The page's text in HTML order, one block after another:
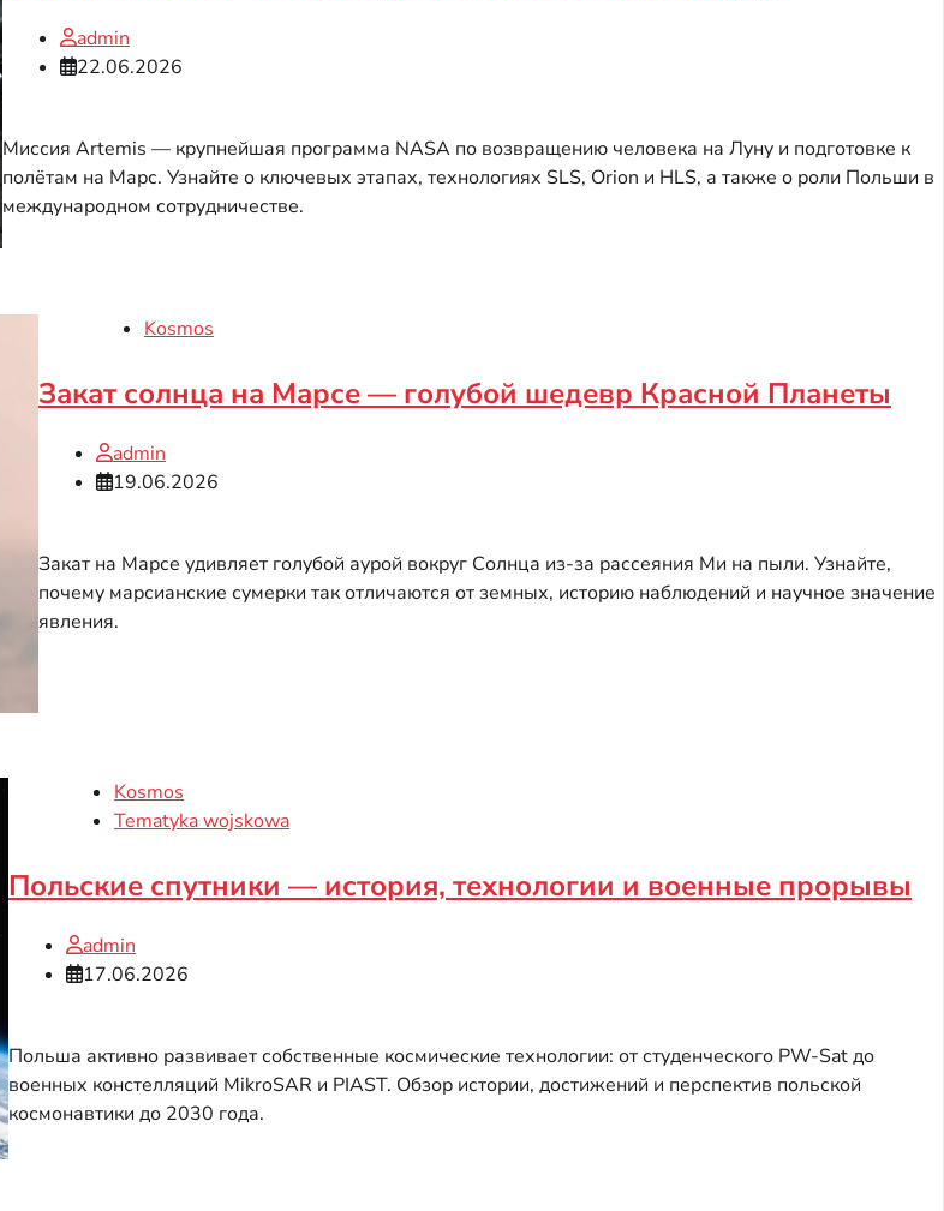
admin
22.06.2026
Миссия Artemis — крупнейшая программа NASA по возвращению человека на Луну и подготовке к
полётам на Марс. Узнайте о ключевых этапах, технологиях SLS, Orion и HLS, а также о роли Польши в
международном сотрудничестве.
Kosmos
Закат солнца на Марсе — голубой шедевр Красной Планеты
admin
19.06.2026
Закат на Марсе удивляет голубой аурой вокруг Солнца из-за рассеяния Ми на пыли. Узнайте,
почему марсианские сумерки так отличаются от земных, историю наблюдений и научное значение
явления.
Kosmos
Tematyka wojskowa
Польские спутники — история, технологии и военные прорывы
admin
17.06.2026
Польша активно развивает собственные космические технологии: от студенческого PW-Sat до
военных констелляций MikroSAR и PIAST. Обзор истории, достижений и перспектив польской
космонавтики до 2030 года.